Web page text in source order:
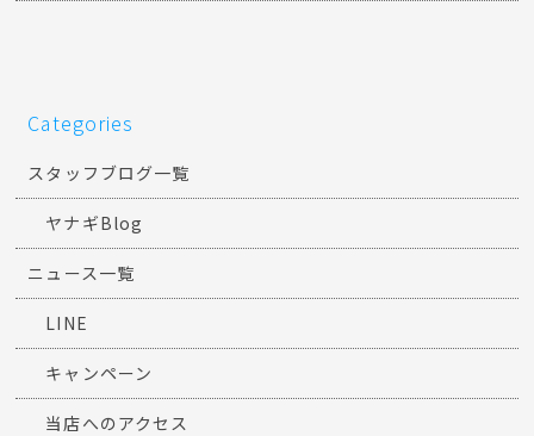
Categories
スタッフブログ一覧
ヤナギBlog
ニュース一覧
LINE
キャンペーン
当店へのアクセス